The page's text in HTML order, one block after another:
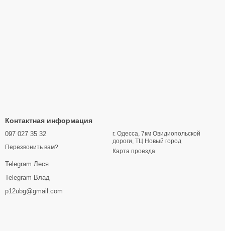
Контактная информация
097 027 35 32
Перезвонить вам?
Telegram Леся
Telegram Влад
p12ubg@gmail.com
г. Одесса, 7км Овидиопольской
дороги, ТЦ Новый город
Карта проезда